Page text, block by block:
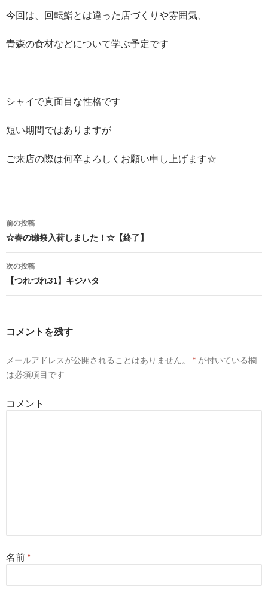
今回は、回転鮨とは違った店づくりや雰囲気、
青森の食材などについて学ぶ予定です
シャイで真面目な性格です
短い期間ではありますが
ご来店の際は何卒よろしくお願い申し上げます☆
投
稿
ナ
ゲ
シ
ン
前の投稿
☆春の獺祭入荷しました！☆【終了】
次の投稿
【つれづれ31】キジハタ
コメントを残す
メールアドレスが公開されることはありません。 * が付いている欄
は必須項目です
コメント
名前*